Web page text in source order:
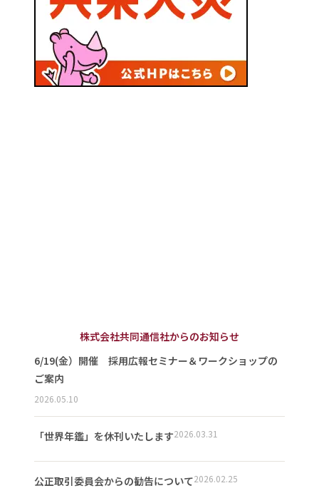
株式会社共同通信社からのお知らせ
6/19(金）開催 採用広報セミナー＆ワークショップの
ご案内
2026.05.10
「世界年鑑」を休刊いたします2026.03.31
公正取引委員会からの勧告について2026.02.25